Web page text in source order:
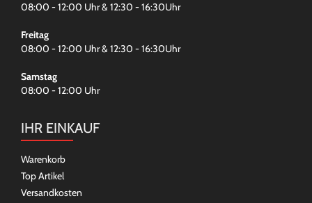
08:00 - 12:00 Uhr & 12:30 - 16:30Uhr
Freitag
08:00 - 12:00 Uhr & 12:30 - 16:30Uhr
Samstag
08:00 - 12:00 Uhr
IHR EINKAUF
Warenkorb
Top Artikel
Versandkosten